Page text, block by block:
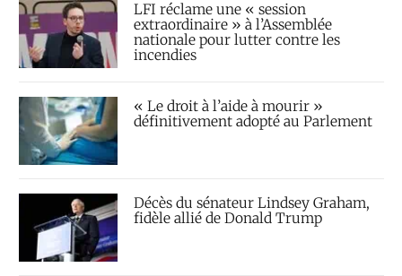
LFI réclame une « session
extraordinaire » à l’Assemblée
nationale pour lutter contre les
incendies
« Le droit à l’aide à mourir »
définitivement adopté au Parlement
Décès du sénateur Lindsey Graham,
fidèle allié de Donald Trump